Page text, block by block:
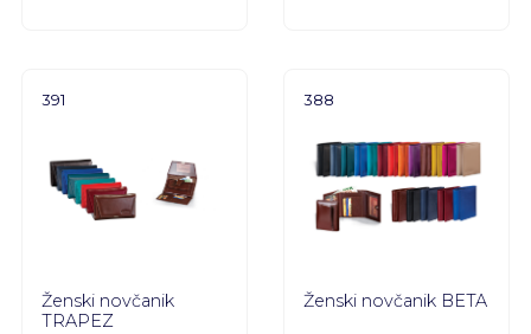
391
Ženski novčanik
TRAPEZ
388
Ženski novčanik BETA